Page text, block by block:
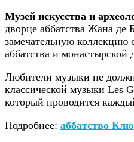
Музей искусства и
дворце аббатства Жана де
замечательную коллекцию
аббатства и монастырской
Любители музыки не
классической музыки Les
который проводится
Подробнее: аббатство